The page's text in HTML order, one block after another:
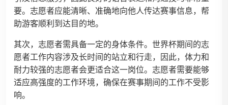
要。志愿者应能清晰、准确地向他人传达赛事信息，帮
助游客顺利到达目的地。
其次，志愿者需具备一定的身体条件。世界杯期间的志
愿者工作内容涉及长时间的站立和行走，因此，体力和
耐力较强的志愿者会更适合这一岗位。志愿者需要能够
适应高强度的工作环境，确保在赛事期间的工作不受影
响。